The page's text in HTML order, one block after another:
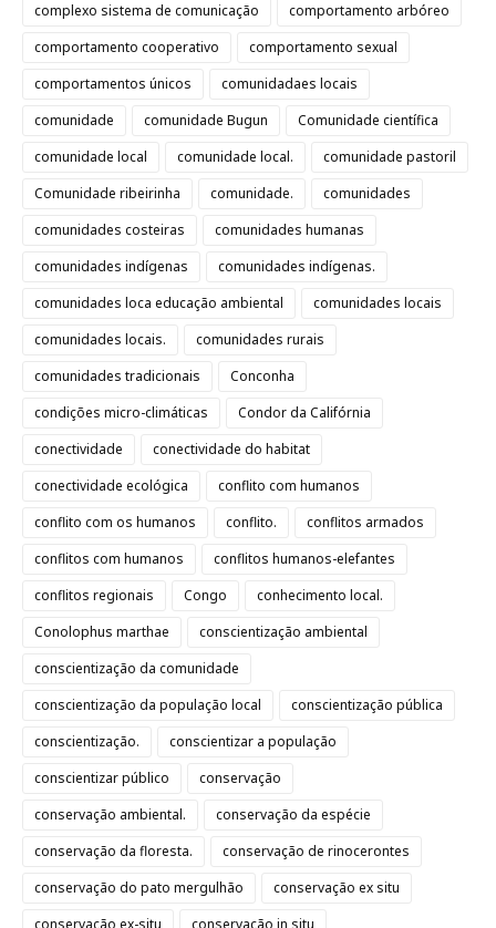
complexo sistema de comunicação
comportamento arbóreo
comportamento cooperativo
comportamento sexual
comportamentos únicos
comunidadaes locais
comunidade
comunidade Bugun
Comunidade científica
comunidade local
comunidade local.
comunidade pastoril
Comunidade ribeirinha
comunidade.
comunidades
comunidades costeiras
comunidades humanas
comunidades indígenas
comunidades indígenas.
comunidades loca educação ambiental
comunidades locais
comunidades locais.
comunidades rurais
comunidades tradicionais
Conconha
condições micro-climáticas
Condor da Califórnia
conectividade
conectividade do habitat
conectividade ecológica
conflito com humanos
conflito com os humanos
conflito.
conflitos armados
conflitos com humanos
conflitos humanos-elefantes
conflitos regionais
Congo
conhecimento local.
Conolophus marthae
conscientização ambiental
conscientização da comunidade
conscientização da população local
conscientização pública
conscientização.
conscientizar a população
conscientizar público
conservação
conservação ambiental.
conservação da espécie
conservação da floresta.
conservação de rinocerontes
conservação do pato mergulhão
conservação ex situ
conservação ex-situ
conservação in situ